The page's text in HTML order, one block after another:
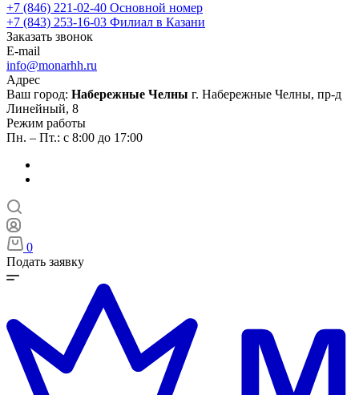
+7 (846) 221-02-40 Основной номер
+7 (843) 253-16-03 Филиал в Казани
Заказать звонок
E-mail
info@monarhh.ru
Адрес
Ваш город: Набережные Челны г. Набережные Челны, пр-д
Линейный, 8
Режим работы
Пн. – Пт.: с 8:00 до 17:00
0
Подать заявку